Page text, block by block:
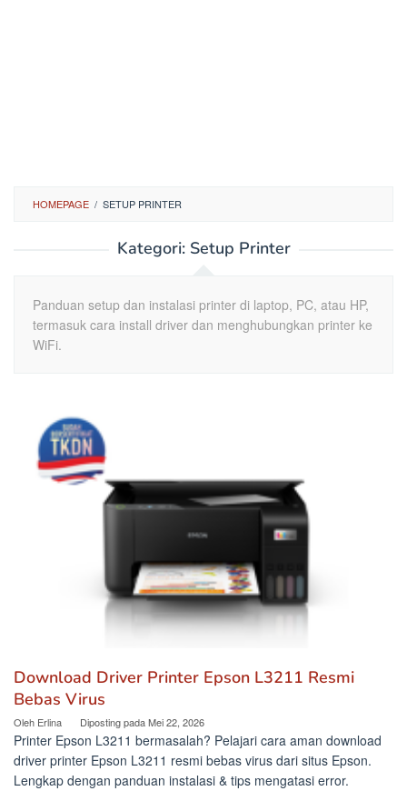
HOMEPAGE / SETUP PRINTER
Kategori: Setup Printer
Panduan setup dan instalasi printer di laptop, PC, atau HP,
termasuk cara install driver dan menghubungkan printer ke
WiFi.
Download Driver Printer Epson L3211 Resmi
Bebas Virus
Oleh Erlina Diposting padaMei 22, 2026
Printer Epson L3211 bermasalah? Pelajari cara aman download
driver printer Epson L3211 resmi bebas virus dari situs Epson.
Lengkap dengan panduan instalasi & tips mengatasi error.